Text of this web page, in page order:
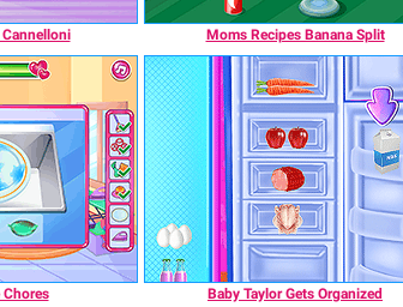
Moms Recipes Banana Split
Chores Baby Taylor Gets Organized